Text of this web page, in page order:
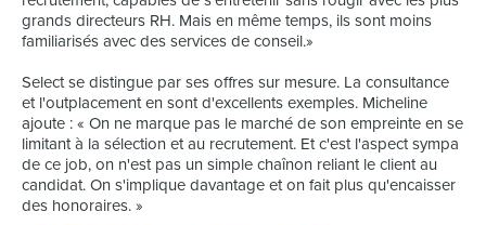
grands directeurs RH. Mais en même temps, ils sont moins
familiarisés avec des services de conseil.»
Select se distingue par ses offres sur mesure. La consultance
et l'outplacement en sont d'excellents exemples. Micheline
ajoute : « On ne marque pas le marché de son empreinte en se
limitant à la sélection et au recrutement. Et c'est l'aspect sympa
de ce job, on n'est pas un simple chaînon reliant le client au
candidat. On s'implique davantage et on fait plus qu'encaisser
des honoraires. »